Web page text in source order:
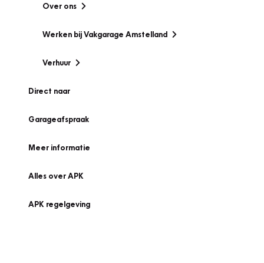
Over ons
Werken bij Vakgarage Amstelland
Verhuur
Direct naar
Garageafspraak
Meer informatie
Alles over APK
APK regelgeving